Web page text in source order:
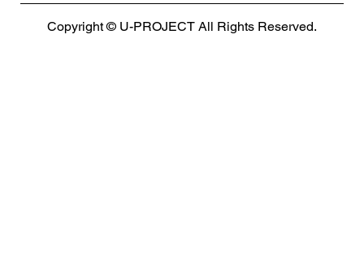
Copyright © U-PROJECT All Rights Reserved.